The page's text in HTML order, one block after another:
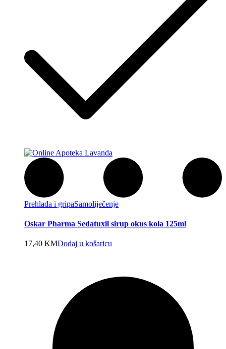
Prehlada i gripaSamoliječenje
Oskar Pharma Sedatuxil sirup okus kola 125ml
17,40 KMDodaj u košaricu